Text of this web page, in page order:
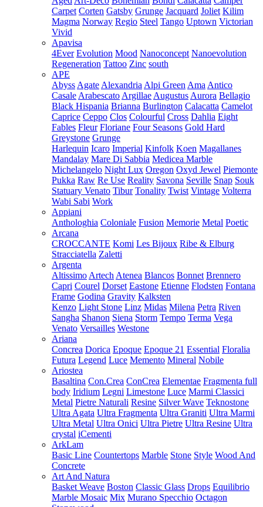
Carpet Corten Gatsby Grunge Jacquard Joliet Kilim
Magma Norway Regio Steel Tango Uptown Victorian
Vivid
Apavisa
4Ever Evolution Mood Nanoconcept Nanoevolution
Regeneration Tattoo Zinc south
APE
Abyss Agate Alexandria Alpi Green Ama Antico
Casale Arabescato Argillae Augustus Aurora Bellagio
Black Hispania Brianna Burlington Calacatta Camelot
Caprice Ceppo Clos Colourful Cross Dahlia Eight
Fables Fleur Floriane Four Seasons Gold Hard
Greystone Grunge
Harlequin Icaro Imperial Kinfolk Koen Magallanes
Mandalay Mare Di Sabbia Medicea Marble
Michelangelo Night Lux Oregon Oxyd Jewel Piemonte
Pukka Raw Re Use Reality Savona Seville Snap Souk
Statuary Venato Tibur Tonality Twist Vintage Volterra
Wabi Sabi Work
Appiani
Anthologhia Coloniale Fusion Memorie Metal Poetic
Arcana
CROCCANTE Komi Les Bijoux Ribe & Elburg
Stracciatella Zaletti
Argenta
Altissimo Artech Atenea Blancos Bonnet Brennero
Capri Courel Dorset Eastone Etienne Flodsten Fontana
Frame Godina Gravity Kalksten
Kenzo Light Stone Linz Midas Milena Petra Riven
Sangha Shanon Siena Storm Tempo Terma Vega
Venato Versailles Westone
Ariana
Concrea Dorica Epoque Epoque 21 Essential Floralia
Futura Legend Luce Memento Mineral Nobile
Ariostea
Basaltina Con.Crea ConCrea Elementae Fragmenta full
body Iridium Legni Limestone Luce Marmi Classici
Metal Pietre Naturali Resine Silver Wave Teknostone
Ultra Agata Ultra Fragmenta Ultra Graniti Ultra Marmi
Ultra Metal Ultra Onici Ultra Pietre Ultra Resine Ultra
crystal iCementi
ArkLam
Basic Line Countertops Marble Stone Style Wood And
Concrete
Art And Natura
Basket Weave Boston Classic Glass Drops Equilibrio
Marble Mosaic Mix Murano Specchio Octagon